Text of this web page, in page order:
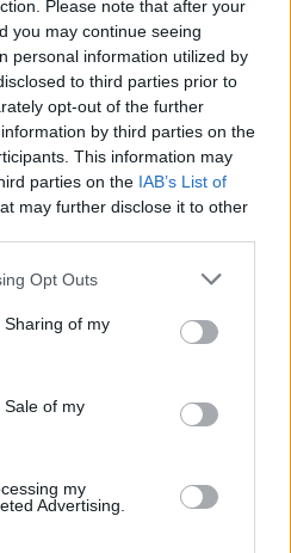
Please note that after your
you may continue seeing
personal information utilized by
to third parties prior to
opt-out of the further
by third parties on the
This information may
parties on the IAB’s List of
may further disclose it to other
Opt Outs
of my
of my
my
Advertising.
Greenspan tegnap
A FED elnökének
éhes befektetők nem
bankára beszédében
nem állt meg,
a közeljövőben várhatóan...
előfizetéses